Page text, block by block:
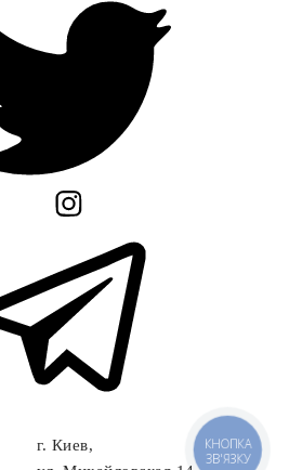
г. Киев,
КНОПКА
ЗВ'ЯЗКУ